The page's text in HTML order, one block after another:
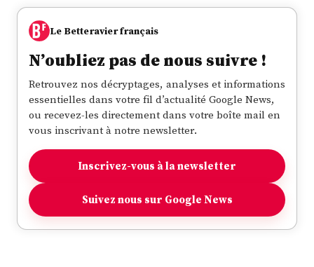
Le Betteravier français
N’oubliez pas de nous suivre !
Retrouvez nos décryptages, analyses et informations
essentielles dans votre fil d’actualité Google News,
ou recevez-les directement dans votre boîte mail en
vous inscrivant à notre newsletter.
Inscrivez-vous à la newsletter
Suivez nous sur Google News